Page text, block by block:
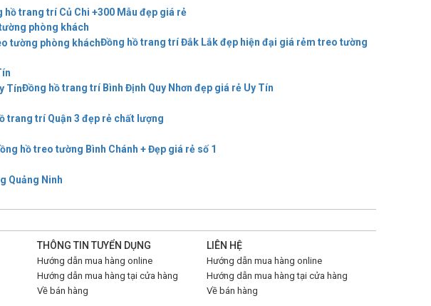
hồ trang trí Củ Chi +300 Mẫu đẹp giá rẻ
phòng khách
Đồng hồ trang trí Đắk Lắk đẹp hiện đại giá rẻm treo tường
Đồng hồ trang trí Bình Định Quy Nhơn đẹp giá rẻ Uy Tín
trang trí Quận 3 đẹp rẻ chất lượng
hồ treo tường Bình Chánh + Đẹp giá rẻ số 1
Quảng Ninh
THÔNG TIN TUYỂN DỤNG
Hướng dẫn mua hàng online
Hướng dẫn mua hàng tại cửa hàng
Về bán hàng
LIÊN HỆ
Hướng dẫn mua hàng online
Hướng dẫn mua hàng tại cửa hàng
Về bán hàng